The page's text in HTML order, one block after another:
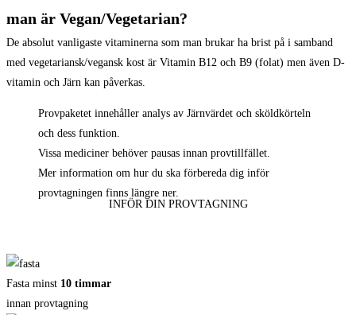
man är Vegan/Vegetarian?
De absolut vanligaste vitaminerna som man brukar ha brist på i samband
med vegetariansk/vegansk kost är Vitamin B12 och B9 (folat) men även D-
vitamin och Järn kan påverkas.
Provpaketet innehåller analys av Järnvärdet och sköldkörteln
och dess funktion.
Vissa mediciner behöver pausas innan provtillfället.
Mer information om hur du ska förbereda dig inför
provtagningen finns längre ner.
INFÖR DIN PROVTAGNING
Fasta minst 10 timmar
innan provtagning